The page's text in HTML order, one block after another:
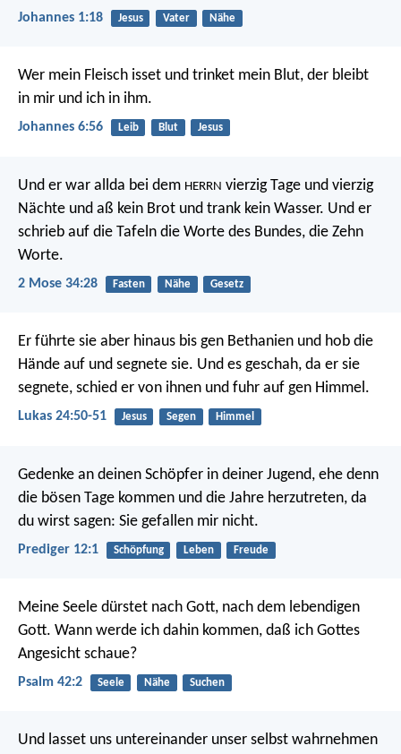
Johannes 1:18 Jesus Vater Nähe
Wer mein Fleisch isset und trinket mein Blut, der bleibt
in mir und ich in ihm.
Johannes 6:56 Leib Blut Jesus
Und er war allda bei dem HERRN vierzig Tage und vierzig
Nächte und aß kein Brot und trank kein Wasser. Und er
schrieb auf die Tafeln die Worte des Bundes, die Zehn
Worte.
2 Mose 34:28 Fasten Nähe Gesetz
Er führte sie aber hinaus bis gen Bethanien und hob die
Hände auf und segnete sie. Und es geschah, da er sie
segnete, schied er von ihnen und fuhr auf gen Himmel.
Lukas 24:50-51 Jesus Segen Himmel
Gedenke an deinen Schöpfer in deiner Jugend, ehe denn
die bösen Tage kommen und die Jahre herzutreten, da
du wirst sagen: Sie gefallen mir nicht.
Prediger 12:1 Schöpfung Leben Freude
Meine Seele dürstet nach Gott, nach dem lebendigen
Gott. Wann werde ich dahin kommen, daß ich Gottes
Angesicht schaue?
Psalm 42:2 Seele Nähe Suchen
Und lasset uns untereinander unser selbst wahrnehmen